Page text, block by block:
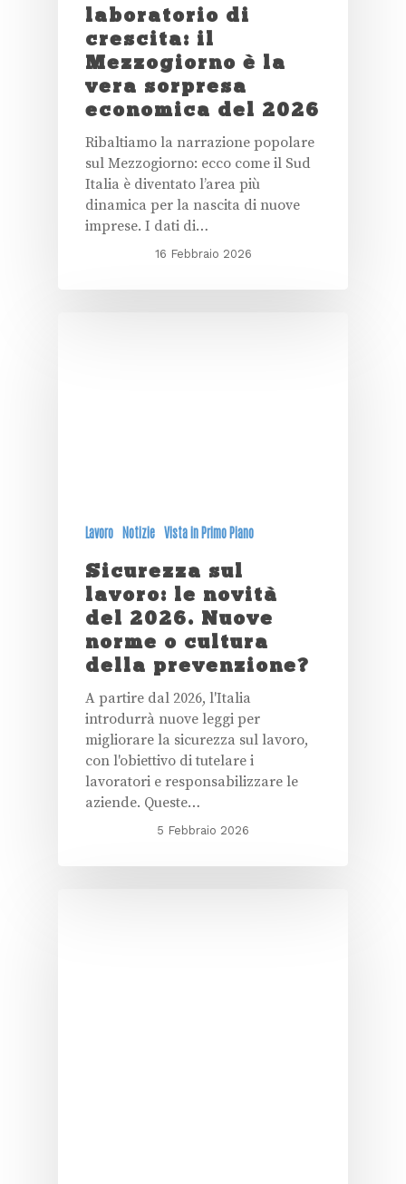
laboratorio di
crescita: il
Mezzogiorno è la
vera sorpresa
economica del 2026
Ribaltiamo la narrazione popolare
sul Mezzogiorno: ecco come il Sud
Italia è diventato l’area più
dinamica per la nascita di nuove
imprese. I dati di…
16 Febbraio 2026
Lavoro Notizie Vista in Primo Piano
Sicurezza sul
lavoro: le novità
del 2026. Nuove
norme o cultura
della prevenzione?
A partire dal 2026, l'Italia
introdurrà nuove leggi per
migliorare la sicurezza sul lavoro,
con l'obiettivo di tutelare i
lavoratori e responsabilizzare le
aziende. Queste…
5 Febbraio 2026